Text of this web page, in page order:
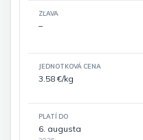
ZĽAVA
–
JEDNOTKOVÁ CENA
3.58 €/kg
PLATÍ DO
6. augusta